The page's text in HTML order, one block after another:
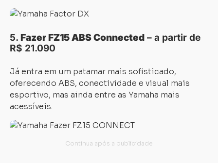
5. Fazer FZ15 ABS Connected – a partir de
R$ 21.090
Já entra em um patamar mais sofisticado,
oferecendo ABS, conectividade e visual mais
esportivo, mas ainda entre as Yamaha mais
acessíveis.